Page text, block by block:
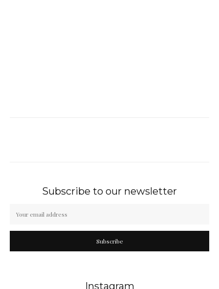
Subscribe to our newsletter
Subscribe
Instagram